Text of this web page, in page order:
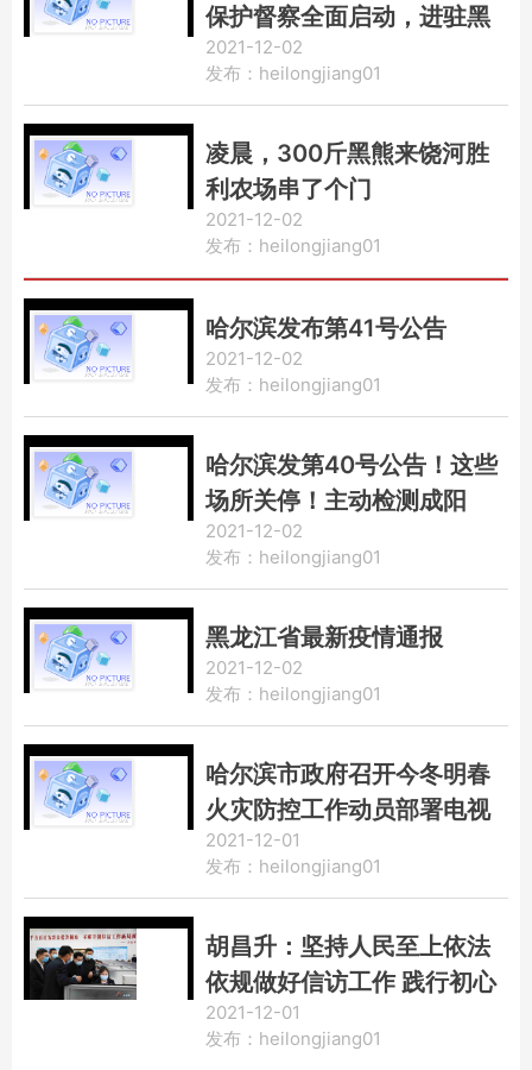
保护督察全面启动，进驻黑
龙江等4省区
2021-12-02
发布：heilongjiang01
凌晨，300斤黑熊来饶河胜
利农场串了个门
2021-12-02
发布：heilongjiang01
哈尔滨发布第41号公告
2021-12-02
发布：heilongjiang01
哈尔滨发第40号公告！这些
场所关停！主动检测成阳
性，奖励1万！
2021-12-02
发布：heilongjiang01
黑龙江省最新疫情通报
2021-12-02
发布：heilongjiang01
哈尔滨市政府召开今冬明春
火灾防控工作动员部署电视
电话会议
2021-12-01
发布：heilongjiang01
胡昌升：坚持人民至上依法
依规做好信访工作 践行初心
使命用心用情为群众办实事
2021-12-01
发布：heilongjiang01